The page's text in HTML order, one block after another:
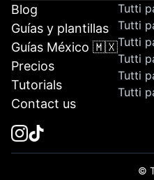
Blog
Guías y plantillas
Guías México 🇲🇽
Precios
Tutorials
Contact us
Tutti
Tutti
Tutti
Tutti
Tutti
Tutti
©